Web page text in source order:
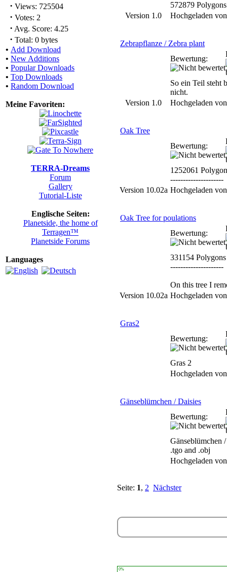
· Views: 725504
· Votes: 2
· Avg. Score: 4.25
· Total: 0 bytes
• Add Download
• New Additions
• Popular Downloads
• Top Downloads
• Random Download
Meine Favoriten:
TERRA-Dreams
Forum
Gallery
Tutorial-Liste
Englische Seiten:
Planetside, the home of
Terragen™
Planetside Forums
Languages
572879 Polygons
Version 1.0
Hochgeladen
Zebrapflanze / Zebra plant
Bewertung:
So ein Teil steht
nicht.
Version 1.0
Hochgeladen
Oak Tree
Bewertung:
1252061
---------------------
Version 10.02a Hochgeladen
Oak Tree for poulations
Bewertung:
331154 Polygons
---------------------
On this tree I
Version 10.02a Hochgeladen
Gras2
Bewertung:
Gras 2
Hochgeladen
Gänseblümchen / Daisies
Bewertung:
Gänseblümchen
.tgo and .obj
Hochgeladen
Seite: 1, 2 Nächster
0%